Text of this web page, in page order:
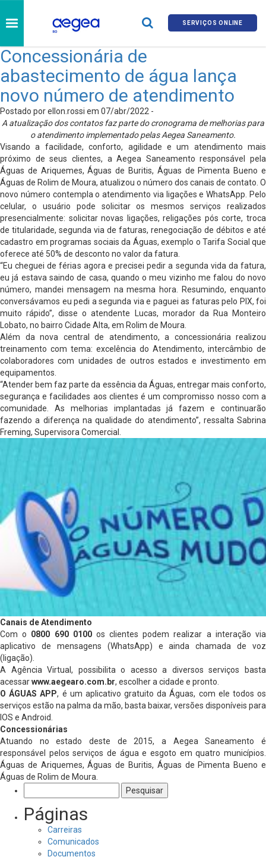
SERVIÇOS ONLINE
Concessionária de
abastecimento de água lança
novo número de atendimento
Postado por ellon.rossi em 07/abr/2022 -
A atualização dos contatos faz parte do cronograma de melhorias para
o atendimento implementado pelas Aegea Saneamento.
Visando a facilidade, conforto, agilidade e um atendimento mais
próximo de seus clientes, a Aegea Saneamento responsável pela
Águas de Ariquemes, Águas de Buritis, Águas de Pimenta Bueno e
Águas de Rolim de Moura, atualizou o número dos canais de contato. O
novo número contempla o atendimento via ligações e WhatsApp. Pelo
celular, o usuário pode solicitar os mesmos serviços realizados
presencialmente: solicitar novas ligações, religações pós corte, troca
de titularidade, segunda via de faturas, renegociação de débitos e até
cadastro em programas sociais da Águas, exemplo o Tarifa Social que
oferece até 50% de desconto no valor da fatura.
“Eu cheguei de férias agora e precisei pedir a segunda vida da fatura,
eu já estava saindo de casa, quando o meu vizinho me falou do novo
número, mandei mensagem na mesma hora. Resumindo, enquanto
conversávamos eu pedi a segunda via e paguei as faturas pelo PIX, foi
muito rápido”, disse o atendente Lucas, morador da Rua Monteiro
Lobato, no bairro Cidade Alta, em Rolim de Moura.
Além da nova central de atendimento, a concessionária realizou
treinamento com tema: excelência do Atendimento, intercâmbio de
colaboradores com unidades de outros estados e investimento em
equipamentos.
“Atender bem faz parte da essência da Águas, entregar mais conforto,
segurança e facilidades aos clientes é um compromisso nosso com a
comunidade. As melhorias implantadas já fazem e continuarão
fazendo a diferença na qualidade do atendimento”, ressalta Sabrina
Freming, Supervisora Comercial.
Canais de Atendimento
Com o 0800 690 0100os clientes podem realizar a interação via
aplicativo de mensagens (WhatsApp) e ainda chamada de voz
(ligação).
A Agência Virtual, possibilita o acesso a diversos serviços basta
acessarwww.aegearo.com.br, escolher a cidade e pronto.
O ÁGUAS APP, é um aplicativo gratuito da Águas, com ele todos os
serviços estão na palma da mão, basta baixar, versões disponíveis para
IOS e Android.
Concessionárias
Atuando no estado deste de 2015, a Aegea Saneamento é
responsável pelos serviços de água e esgoto em quatro municípios.
Águas de Ariquemes, Águas de Buritis, Águas de Pimenta Bueno e
Águas de Rolim de Moura.
por:
Páginas
Carreiras
Comunicados
Documentos